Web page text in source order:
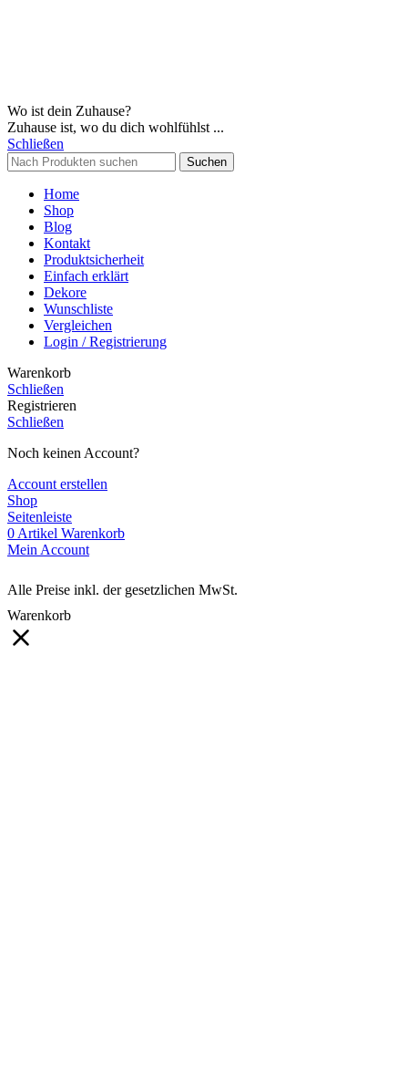
Wo ist dein Zuhause?
Zuhause ist, wo du dich wohlfühlst ...
Schließen
Suchen
Home
Shop
Blog
Kontakt
Produktsicherheit
Einfach erklärt
Dekore
Wunschliste
Vergleichen
Login / Registrierung
Warenkorb
Schließen
Registrieren
Schließen
Noch keinen Account?
Account erstellen
Shop
Seitenleiste
0 Artikel Warenkorb
Mein Account
Alle Preise inkl. der gesetzlichen MwSt.
Warenkorb